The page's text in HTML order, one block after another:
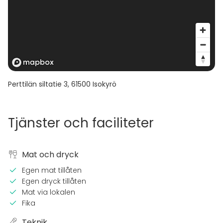
on esitettävä kaikki valitukset Kyrön Vierailukeskuksen
Vierailukeskuksella on riittävästi aikaa ja mahdollisuus
ratkaista ongelma.
Perttilän siltatie 3, 61500 Isokyrö
Tjänster och faciliteter
Mat och dryck
Egen mat tillåten
Egen dryck tillåten
Mat via lokalen
Fika